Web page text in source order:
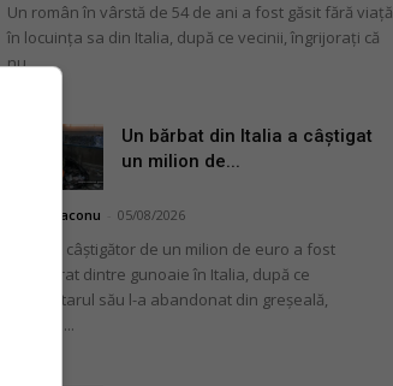
Un român în vârstă de 54 de ani a fost găsit fără viață
în locuința sa din Italia, după ce vecinii, îngrijorați că
nu...
Un bărbat din Italia a câștigat
un milion de...
Mihai Diaconu 05/08/2026
Un bilet câștigător de un milion de euro a fost
recuperat dintre gunoaie în Italia, după ce
proprietarul său l-a abandonat din greșeală,
convins...